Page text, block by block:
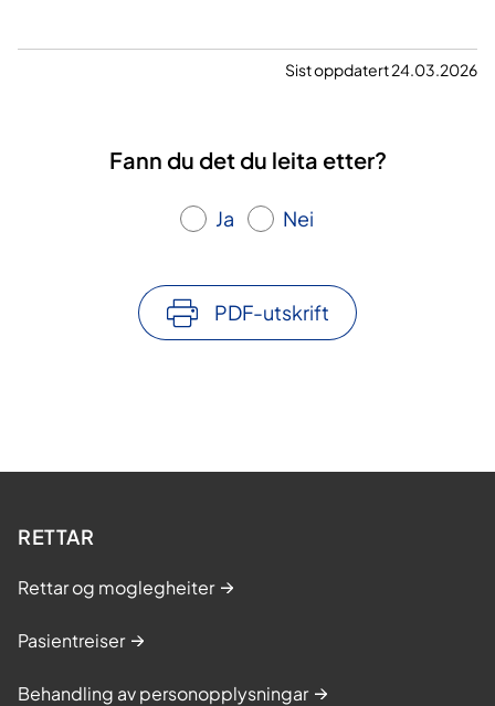
d
e
o
Sist oppdatert 24.03.2026
Fann du det du leita etter?
Ja Nei
PDF-utskrift
RETTAR
Rettar og moglegheiter
Pasientreiser
Behandling av personopplysningar